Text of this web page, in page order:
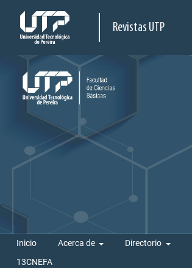
Revistas UTP
Inicio Acerca de Directorio
13CNEFA